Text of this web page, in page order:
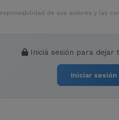
de sus autores y las
Iniciá sesión para dejar
Iniciar sesión